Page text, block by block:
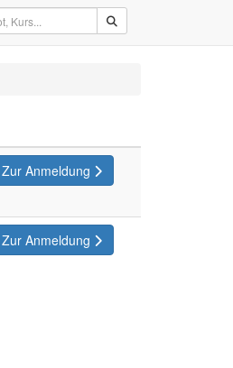
Zur Anmeldung
Zur Anmeldung